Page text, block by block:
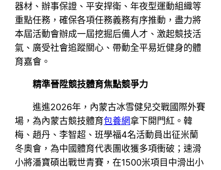
器材、辦事保證、平安捍衛、年夜型運動組織等
重點任務，確保各項任務義務有序推動，盡力將
本屆活動會辦成一屆挖掘后備人才、激起競技活
氣、廣受社會追蹤關心、帶動全平易近健身的體
育嘉會。
精準晉陞競技體育焦點競爭力
進進2026年，內蒙古冰雪健兒交戰國際外賽
場，為內蒙古競技體育包養網拿下開門紅。韓
梅、趙丹、李智超、班學福4名活動員出征米蘭
冬奧會，為中國體育代表團收獲多項衝破；速滑
小將潘寶碩出戰世青賽，在1500米項目中滑出小